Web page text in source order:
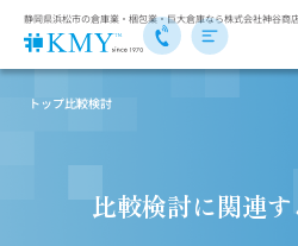
静岡県浜松市の倉庫業・梱包業・巨大倉庫なら株式会社神谷商
トップ比較検討
比較検討に関連